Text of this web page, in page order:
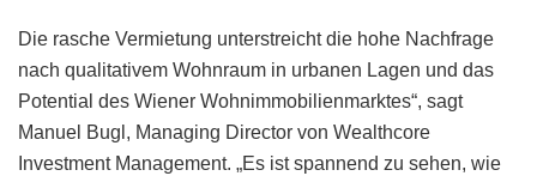
Die rasche Vermietung unterstreicht die hohe Nachfrage
nach qualitativem Wohnraum in urbanen Lagen und das
Potential des Wiener Wohnimmobilienmarktes“, sagt
Manuel Bugl, Managing Director von Wealthcore
Investment Management. „Es ist spannend zu sehen, wie